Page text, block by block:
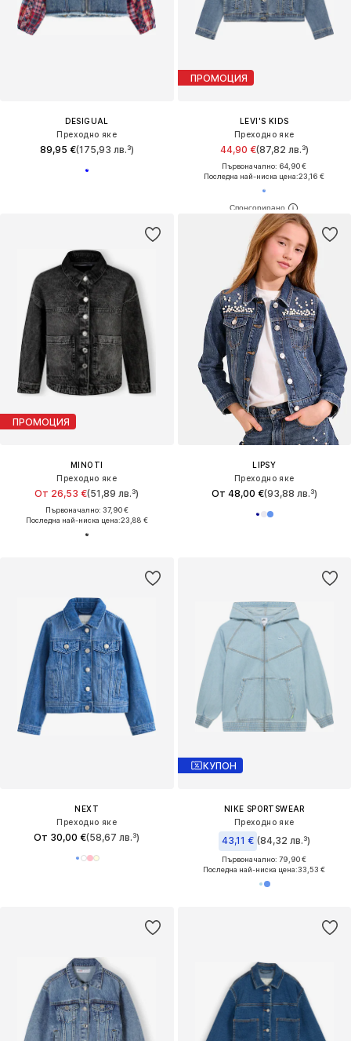
DESIGUAL
Преходно яке
89,95 €(175,93 лв.³)
ПРОМОЦИЯ
LEVI'S KIDS
Преходно яке
44,90 €(87,82 лв.³)
Първоначално: 64,90 €
Последна най-ниска цена:23,16 €
ПРОМОЦИЯ
MINOTI
Преходно яке
От 26,53 €(51,89 лв.³)
Първоначално: 37,90 €
Последна най-ниска цена:23,88 €
LIPSY
Преходно яке
От 48,00 €(93,88 лв.³)
NEXT
Преходно яке
От 30,00 €(58,67 лв.³)
КУПОН
NIKE SPORTSWEAR
Преходно яке
43,11 € (84,32 лв.³)
Първоначално: 79,90 €
Последна най-ниска цена:33,53 €